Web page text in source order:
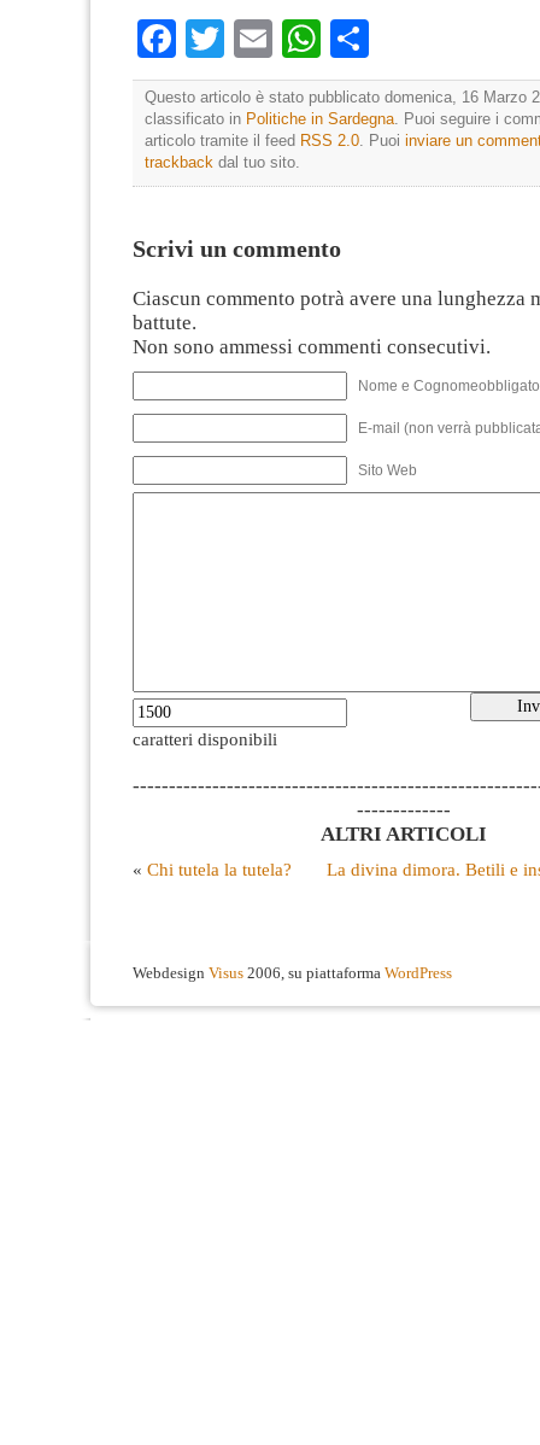
Facebook
TwitterEmailWhatsApp
Questo articolo è stato pubblicato domenica, 16 Marzo
classificato in Politiche in Sardegna . Puoi seguire i
articolo tramite il feed RSS 2.0 . Puoi inviare un
trackback dal tuo sito.
Scrivi un commento
Ciascun commento potrà avere una lunghezza
battute.
Non sono ammessi commenti consecutivi.
Nome e
E-mail (non verrà
Sito Web
caratteri disponibili
-------------
ALTRI ARTICOLI
« Chi tutela la tutela? La divina dimora. Betili e
Webdesign Visus 2006, su piattaforma WordPress